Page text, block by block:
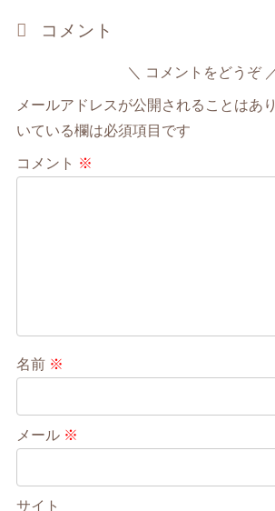
コメント
コメントをどうぞ
メールアドレスが公開されることはあ
いている欄は必須項目です
コメント ※
名前 ※
メール ※
サイト